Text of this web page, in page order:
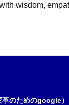
wisdom,
のためのgoogle）